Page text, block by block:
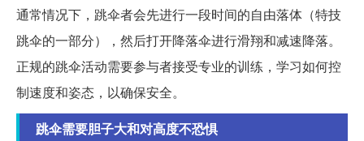
通常情况下，跳伞者会先进行一段时间的自由落体（特技
跳伞的一部分），然后打开降落伞进行滑翔和减速降落。
正规的跳伞活动需要参与者接受专业的训练，学习如何控
制速度和姿态，以确保安全。
跳伞需要胆子大和对高度不恐惧